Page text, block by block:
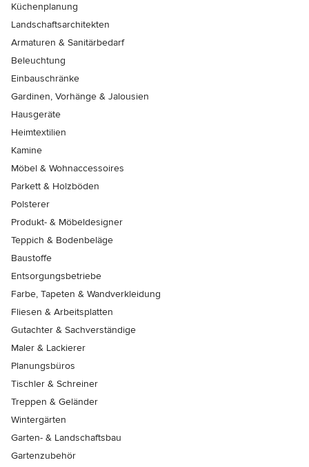
Küchenplanung
Landschaftsarchitekten
Armaturen & Sanitärbedarf
Beleuchtung
Einbauschränke
Gardinen, Vorhänge & Jalousien
Hausgeräte
Heimtextilien
Kamine
Möbel & Wohnaccessoires
Parkett & Holzböden
Polsterer
Produkt- & Möbeldesigner
Teppich & Bodenbeläge
Baustoffe
Entsorgungsbetriebe
Farbe, Tapeten & Wandverkleidung
Fliesen & Arbeitsplatten
Gutachter & Sachverständige
Maler & Lackierer
Planungsbüros
Tischler & Schreiner
Treppen & Geländer
Wintergärten
Garten- & Landschaftsbau
Gartenzubehör